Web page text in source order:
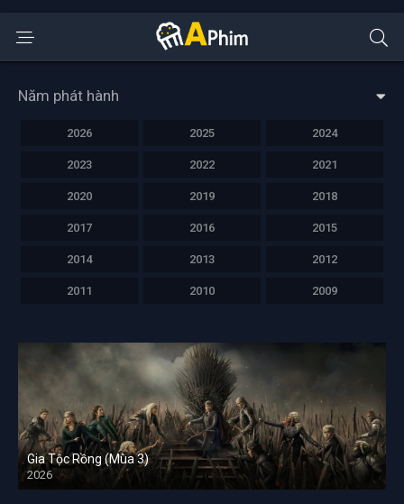
Năm phát hành
2026 2025 2024
2023 2022 2021
2020 2019 2018
2017 2016 2015
2014 2013 2012
2011 2010 2009
Gia Tộc Rồng (Mùa 3)
2026